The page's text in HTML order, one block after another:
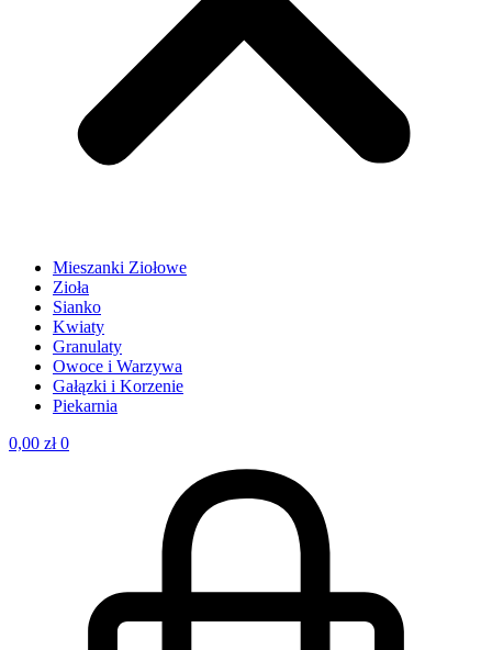
Mieszanki Ziołowe
Zioła
Sianko
Kwiaty
Granulaty
Owoce i Warzywa
Gałązki i Korzenie
Piekarnia
0,00 zł 0